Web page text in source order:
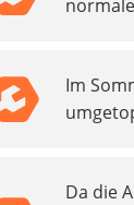
Im
Da die